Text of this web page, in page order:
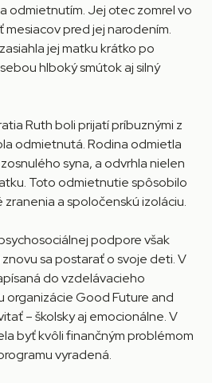
odmietnutím. Jej otec zomrel vo
mesiacov pred jej narodením.
jej matku krátko po
hlboký smútok aj silný
Ruth boli prijatí príbuznými z
odmietnutá. Rodina odmietla
syna, a odvrhla nielen
Toto odmietnutie spôsobilo
a spoločenskú izoláciu.
podpore však
znovu sa postarať o svoje deti. V
do vzdelávacieho
Good Future and
– školsky aj emocionálne. V
byť kvôli finančným problémom
vyradená.